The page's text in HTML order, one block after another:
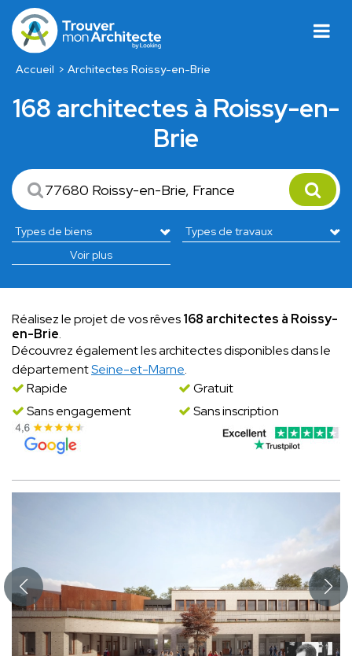
Accueil Architectes Roissy-en-Brie
168 architectes à Roissy-en-
Brie
Voir plus
Réalisez le projet de vos rêves168 architectes à Roissy-
en-Brie.
Découvrez également les architectes disponibles dans le
départementSeine-et-Marne.
Rapide
Gratuit
Sans engagement
Sans inscription